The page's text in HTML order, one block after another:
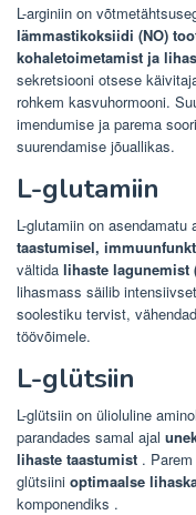
L-arginiin on
lämmastikoksiidi (NO)
kohaletoimetamist ja
sekretsiooni otsese
rohkem kasvuhormooni.
imendumise ja parema
suurendamise jõuallikas.
L-glutamiin
L-glutamiin on
taastumisel,
vältida lihaste lagunemist
lihasmass säilib
soolestiku tervist,
töövõimele.
L-glütsiin
L-glütsiin on ülioluline
parandades samal ajal
lihaste taastumist .
glütsiini optimaalse
komponendiks .